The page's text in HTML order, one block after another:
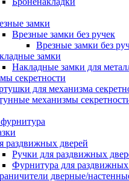
замки
Врезные замки без ручек
Врезные замки без
замки
Накладные замки для
секретности
для механизма
механизмы
раздвижных дверей
Ручки для раздвижных
Фурнитура для раздвижных
дверные/